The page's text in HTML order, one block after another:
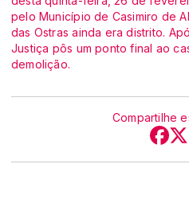
pelo Município de Casimiro de
das Ostras ainda era distrito.
Justiça pôs um ponto final ao
demolição.
Compartilhe